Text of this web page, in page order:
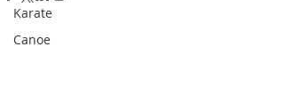
Karate
Canoe